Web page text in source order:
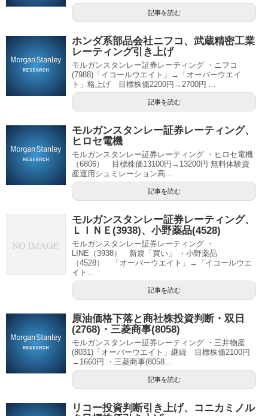
記事を読む
ホンダ系部品会社ニフコ、武蔵精密工業
レーティング引き上げ
モルガンスタンレー証券レーティング ・ニフコ
(7988)「イコールウエイト」→「オーバーウエイ
ト」格上げ 目標株価2200円→2700円 ...
記事を読む
モルガンスタンレー証券レーティング、
ヒロセ電機
モルガンスタンレー証券レーティング ・ヒロセ電機
（6806） 目標株価13100円→13200円 無料体験資
産運用シュミレーション高...
記事を読む
モルガンスタンレー証券レーティング、
ＬＩＮＥ(3938)、小野薬品(4528)
モルガンスタンレー証券レーティング ・
LINE（3938） 新規「買い」 ・小野薬品
（4528） 「オーバーウエイト」→「イコールウエ
イト...
記事を読む
原油価格下落と商社株投資判断・双日
(2768)・三菱商事(8058)
モルガンスタンレー証券レーティング ・三井物産
(8031)「オーバーウエイト」継続 目標株価2100円
→1660円 ・三菱商事(8058...
記事を読む
リコー投資判断引き上げ、コニカミノル